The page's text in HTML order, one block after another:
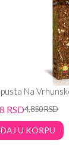
Na
4,850RSD
RSD
U KORPU